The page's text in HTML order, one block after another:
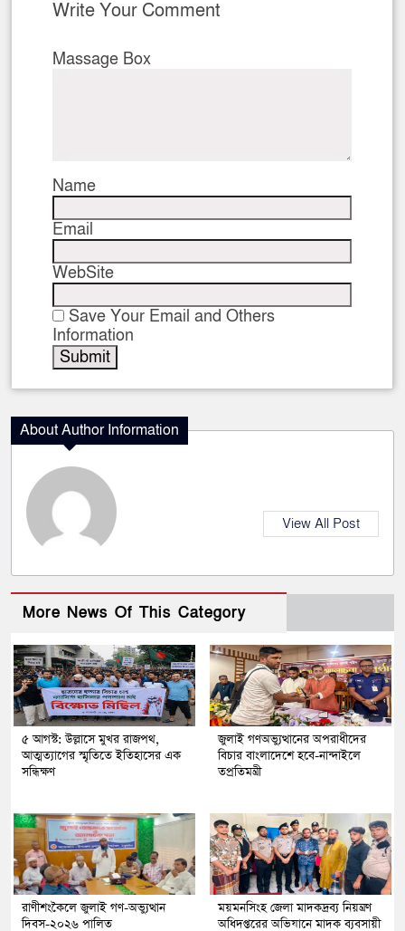
Write Your Comment
Massage Box
Name
Email
WebSite
Save Your Email and Others
Information
About Author Information
View All Post
More News Of This Category
৫ আগস্ট: উল্লাসে মুখর রাজপথ,
আত্মত্যাগের স্মৃতিতে ইতিহাসের এক
সন্ধিক্ষণ
জুলাই গণঅভ্যুত্থানের অপরাধীদের
বিচার বাংলাদেশে হবে-নান্দাইলে
তপ্রতিমন্ত্রী
রাণীশংকৈলে জুলাই গণ-অভ্যুত্থান
দিবস-২০২৬ পালিত
ময়মনসিংহ জেলা মাদকদ্রব্য নিয়ন্ত্রণ
অধিদপ্তরের অভিযানে মাদক ব্যবসায়ী